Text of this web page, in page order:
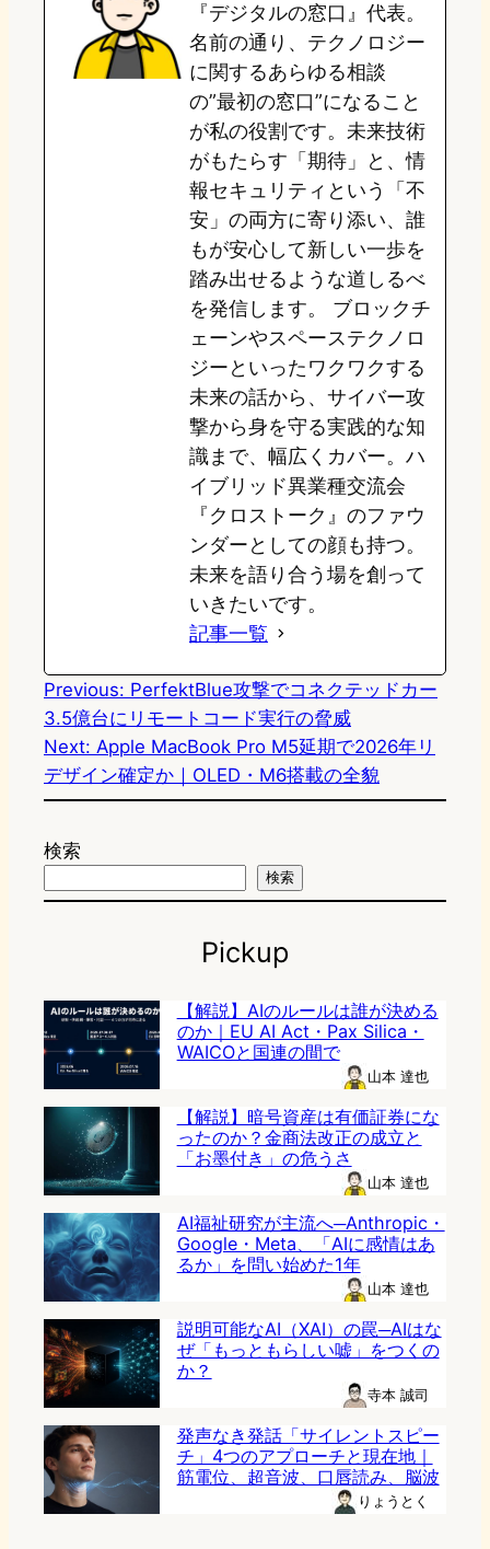
o
n
k
o
o
k
a
『デジタルの窓口』代表。
名前の通り、テクノロジー
に関するあらゆる相談
の”最初の窓口”になること
が私の役割です。未来技術
がもたらす「期待」と、情
報セキュリティという「不
安」の両方に寄り添い、誰
もが安心して新しい一歩を
踏み出せるような道しるべ
を発信します。 ブロックチ
ェーンやスペーステクノロ
ジーといったワクワクする
未来の話から、サイバー攻
撃から身を守る実践的な知
識まで、幅広くカバー。ハ
イブリッド異業種交流会
『クロストーク』のファウ
ンダーとしての顔も持つ。
未来を語り合う場を創って
いきたいです。
記事一覧
Previous: PerfektBlue攻撃でコネクテッドカー
3.5億台にリモートコード実行の脅威
Next: Apple MacBook Pro M5延期で2026年リ
デザイン確定か｜OLED・M6搭載の全貌
検索
検索
Pickup
【解説】AIのルールは誰が決める
のか｜EU AI Act・Pax Silica・
WAICOと国連の間で
山本 達也
【解説】暗号資産は有価証券にな
ったのか？金商法改正の成立と
「お墨付き」の危うさ
山本 達也
AI福祉研究が主流へ─Anthropic・
Google・Meta、「AIに感情はあ
るか」を問い始めた1年
山本 達也
説明可能なAI（XAI）の罠─AIはな
ぜ「もっともらしい嘘」をつくの
か？
寺本 誠司
発声なき発話「サイレントスピー
チ」4つのアプローチと現在地｜
筋電位、超音波、口唇読み、脳波
りょうとく